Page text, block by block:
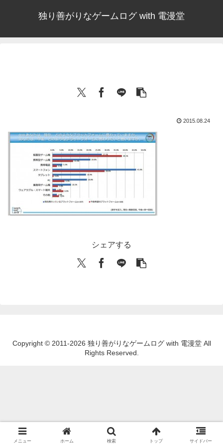
独り善がりなゲームログ with 電漫堂
2015.08.24
シェアする
Copyright © 2011-2026 独り善がりなゲームログ with 電漫堂 All
Rights Reserved.
メニュー ホーム 検索 トップ サイドバー